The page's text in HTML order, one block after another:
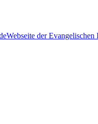
Webseite der